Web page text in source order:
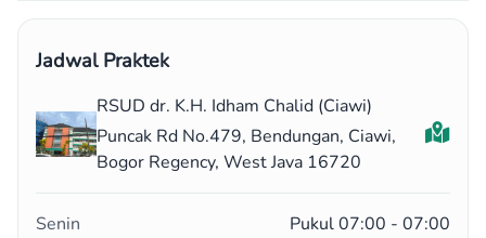
Jadwal Praktek
RSUD dr. K.H. Idham Chalid (Ciawi)
Puncak Rd No.479, Bendungan, Ciawi,
Bogor Regency, West Java 16720
Senin Pukul 07:00 - 07:00